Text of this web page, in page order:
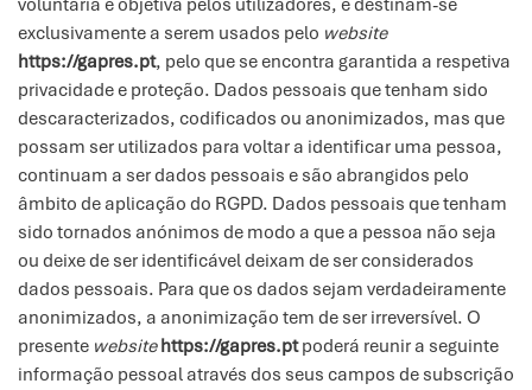
voluntária e objetiva pelos utilizadores, e destinam-se
exclusivamente a serem usados pelo website
https://gapres.pt, pelo que se encontra garantida a respetiva
privacidade e proteção. Dados pessoais que tenham sido
descaracterizados, codificados ou anonimizados, mas que
possam ser utilizados para voltar a identificar uma pessoa,
continuam a ser dados pessoais e são abrangidos pelo
âmbito de aplicação do RGPD. Dados pessoais que tenham
sido tornados anónimos de modo a que a pessoa não seja
ou deixe de ser identificável deixam de ser considerados
dados pessoais. Para que os dados sejam verdadeiramente
anonimizados, a anonimização tem de ser irreversível. O
presente website https://gapres.ptpoderá reunir a seguinte
informação pessoal através dos seus campos de subscrição